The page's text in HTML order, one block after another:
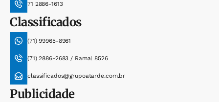
71 2886-1613
Classificados
(71) 99965-8961
(71) 2886-2683 / Ramal 8526
classificados@grupoatarde.com.br
Publicidade